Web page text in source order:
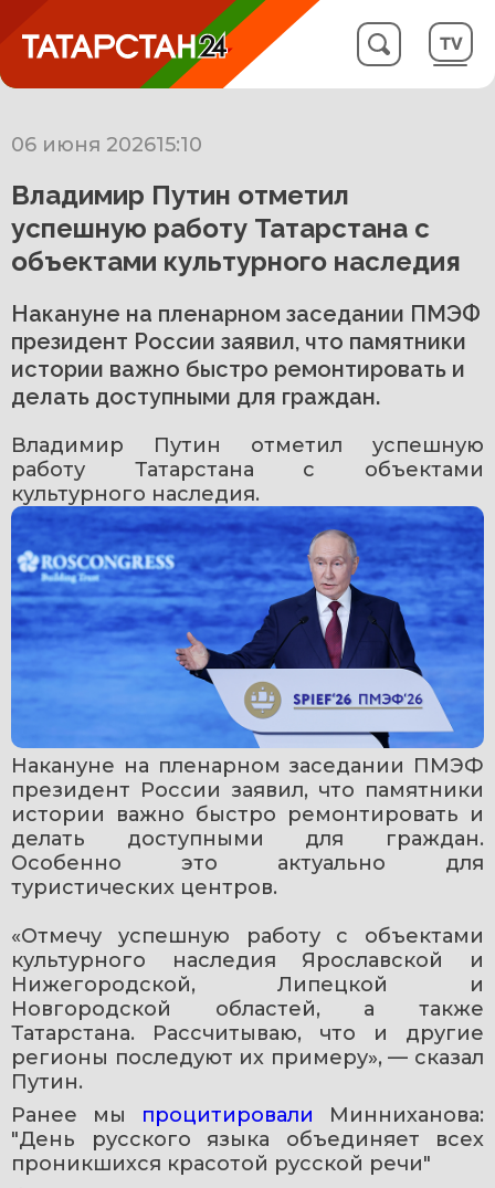
06 июня 202615:10
Владимир Путин отметил
успешную работу Татарстана с
объектами культурного наследия
Накануне на пленарном заседании ПМЭФ
президент России заявил, что памятники
истории важно быстро ремонтировать и
делать доступными для граждан.
Владимир Путин отметил успешную
работу Татарстана с объектами
культурного наследия.
Накануне на пленарном заседании ПМЭФ
президент России заявил, что памятники
истории важно быстро ремонтировать и
делать доступными для граждан.
Особенно это актуально для
туристических центров.
«Отмечу успешную работу с объектами
культурного наследия Ярославской и
Нижегородской, Липецкой и
Новгородской областей, а также
Татарстана. Рассчитываю, что и другие
регионы последуют их примеру», — сказал
Путин.
Ранее мы процитировали Минниханова:
"День русского языка объединяет всех
проникшихся красотой русской речи"